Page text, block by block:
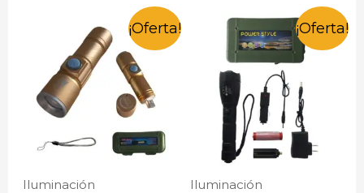
¡Oferta!
Iluminación
¡Oferta!
Iluminación